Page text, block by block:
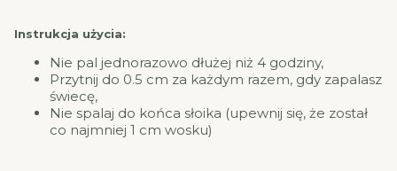
Instrukcja użycia:
Nie pal jednorazowo dłużej niż 4 godziny,
Przytnij do 0.5 cm za każdym razem, gdy zapalasz
świecę,
Nie spalaj do końca słoika (upewnij się, że został
co najmniej 1 cm wosku)